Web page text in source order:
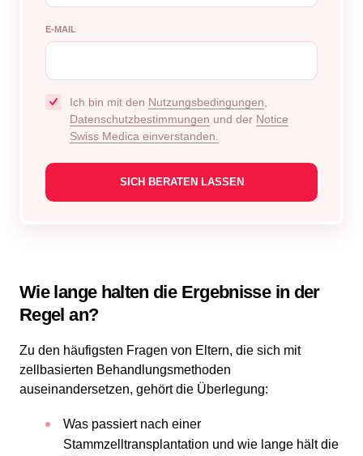
E-MAIL
Ich bin mit den Nutzungsbedingungen
Datenschutzbestimmungen und der Notice
Swiss Medica einverstanden.
Wie lange halten die Ergebnisse in der
Regel an?
Zu den häufigsten Fragen von Eltern, die sich mit
zellbasierten Behandlungsmethoden
auseinandersetzen, gehört die Überlegung:
Was passiert nach einer
Stammzelltransplantation und wie lange hält die